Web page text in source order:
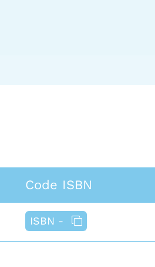
Code ISBN
ISBN -